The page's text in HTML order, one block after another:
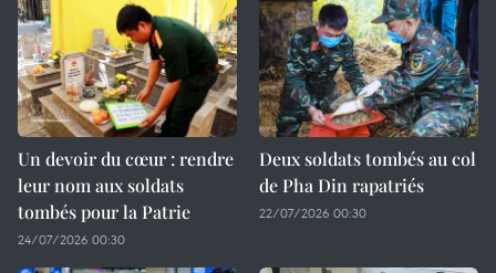
Un devoir du cœur : rendre
leur nom aux soldats
tombés pour la Patrie
24/07/2026 00:30
Deux soldats tombés au col
de Pha Din rapatriés
22/07/2026 00:30